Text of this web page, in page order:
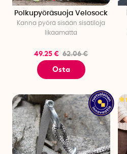
Polkupyöräsuoja Velosock
Kanna pyörä sisään sisätiloja
likaamatta
49.25 € 62.06 €
Osta